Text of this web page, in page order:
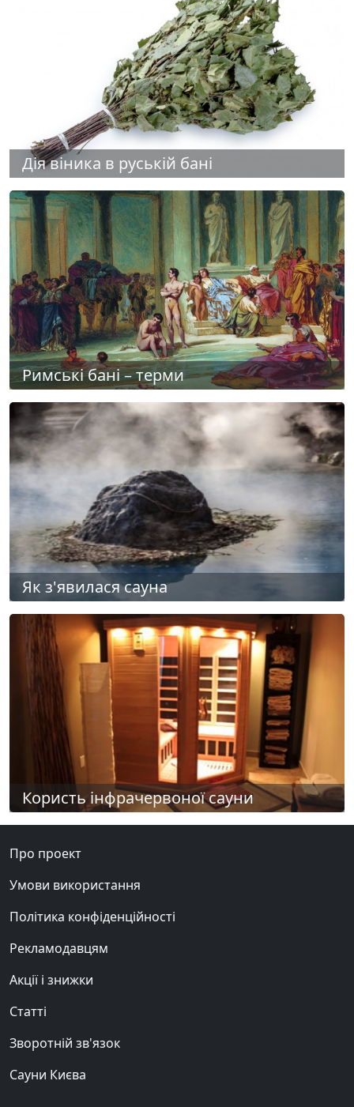
Дія віника в руській бані
Римські бані – терми
Як з'явилася сауна
Користь інфрачервоної сауни
Про проект
Умови використання
Політика конфіденційності
Рекламодавцям
Акції і знижки
Статті
Зворотній зв'язок
Сауни Києва